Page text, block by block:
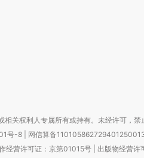
关权利人专属所有或持有。未经许可，禁
号-8 网信算备
经营许可证：京第01015号| 出版物经营许